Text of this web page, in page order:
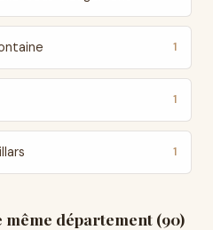
1
1
1
même département (90)